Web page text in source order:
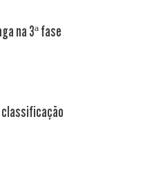
na 3ª fase
classificação